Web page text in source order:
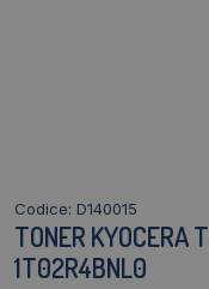
Codice: D140015
TONER KYOCERA
1T02R4BNL0